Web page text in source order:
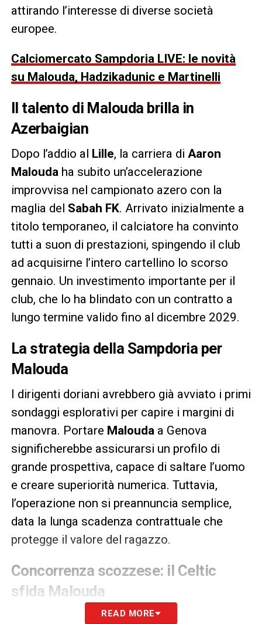
attirando l’interesse di diverse società
europee.
Calciomercato Sampdoria LIVE: le novità
su Malouda, Hadzikadunic e Martinelli
Il talento di Malouda brilla in
Azerbaigian
Dopo l’addio al Lille, la carriera di Aaron
Maloudaha subito un’accelerazione
improvvisa nel campionato azero con la
maglia del Sabah FK. Arrivato inizialmente a
titolo temporaneo, il calciatore ha convinto
tutti a suon di prestazioni, spingendo il club
ad acquisirne l’intero cartellino lo scorso
gennaio. Un investimento importante per il
club, che lo ha blindato con un contratto a
lungo termine valido fino al dicembre 2029.
La strategia della Sampdoria per
Malouda
I dirigenti doriani avrebbero già avviato i primi
sondaggi esplorativi per capire i margini di
manovra. Portare Maloudaa Genova
significherebbe assicurarsi un profilo di
grande prospettiva, capace di saltare l’uomo
e creare superiorità numerica. Tuttavia,
l’operazione non si preannuncia semplice,
data la lunga scadenza contrattuale che
protegge il valore del ragazzo.
Concorrenza scozzese: il Celtic
sfida Malouda
Sampdoriaè ostacolato da
READ MORE